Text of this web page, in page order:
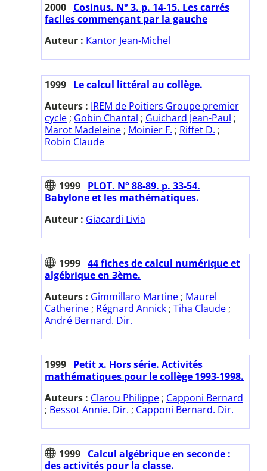
2000 Cosinus. N° 3. p. 14-15. Les carrés
faciles commençant par la gauche
Auteur : Kantor Jean-Michel
1999 Le calcul littéral au collège.
Auteurs : IREM de Poitiers Groupe premier
cycle ; Gobin Chantal ; Guichard Jean-Paul ;
Marot Madeleine ; Moinier F. ; Riffet D. ;
Robin Claude
1999 PLOT. N° 88-89. p. 33-54.
Babylone et les mathématiques.
Auteur : Giacardi Livia
1999 44 fiches de calcul numérique et
algébrique en 3ème.
Auteurs : Gimmillaro Martine ; Maurel
Catherine ; Régnard Annick ; Tiha Claude ;
André Bernard. Dir.
1999 Petit x. Hors série. Activités
mathématiques pour le collège 1993-1998.
Auteurs : Clarou Philippe ; Capponi Bernard
; Bessot Annie. Dir. ; Capponi Bernard. Dir.
1999 Calcul algébrique en seconde :
des activités pour la classe.